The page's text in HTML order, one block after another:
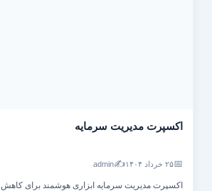
اکسپرت مدیریت سرمایه
۲۵ خرداد ۱۴۰۴ ✍️
admin
اکسپرت مدیریت سرمایه ابزاری هوشمند برای کاهش